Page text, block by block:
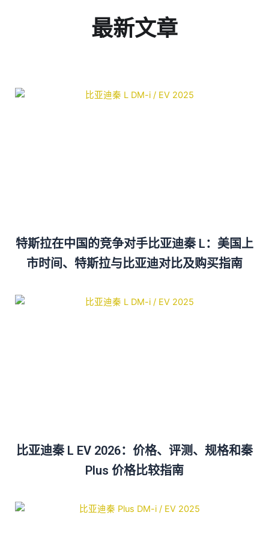
最新文章
特斯拉在中国的竞争对手比亚迪秦 L：美国上
市时间、特斯拉与比亚迪对比及购买指南
比亚迪秦 L EV 2026：价格、评测、规格和秦
Plus 价格比较指南